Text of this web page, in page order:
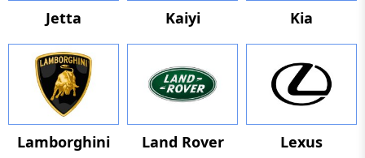
Jetta Kaiyi Kia
Lamborghini Land Rover Lexus